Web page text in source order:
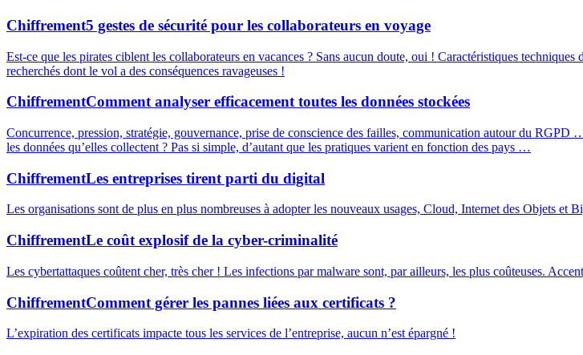
Chiffrement5 gestes de sécurité pour les collaborateurs en voyage
Est-ce que les pirates ciblent les collaborateurs en vacances ? Sans aucun doute, oui ! Caractéristiques
recherchés dont le vol a des conséquences ravageuses !
ChiffrementComment analyser efficacement toutes les données stockées
Concurrence, pression, stratégie, gouvernance, prise de conscience des failles, communication autour du RGPD
les données qu’elles collectent ? Pas si simple, d’autant que les pratiques varient en fonction des pays …
ChiffrementLes entreprises tirent parti du digital
Les organisations sont de plus en plus nombreuses à adopter les nouveaux usages, Cloud, Internet des Objets et
ChiffrementLe coût explosif de la cyber-criminalité
Les cybertattaques coûtent cher, très cher ! Les infections par malware sont, par ailleurs, les plus coûteuses.
ChiffrementComment gérer les pannes liées aux certificats ?
L’expiration des certificats impacte tous les services de l’entreprise, aucun n’est épargné !